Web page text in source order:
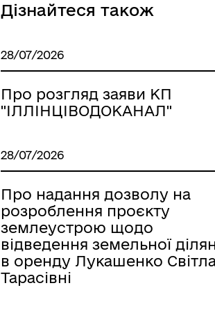
Дізнайтеся також
28/07/2026
Про розгляд заяви КП
"ІЛЛІНЦІВОДОКАНАЛ"
28/07/2026
Про надання дозволу на
розроблення проєкту
землеустрою щодо
відведення земельної
в оренду Лукашенко
Тарасівні